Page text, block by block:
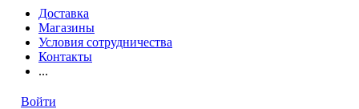
Доставка
Магазины
Условия сотрудничества
Контакты
...
Войти